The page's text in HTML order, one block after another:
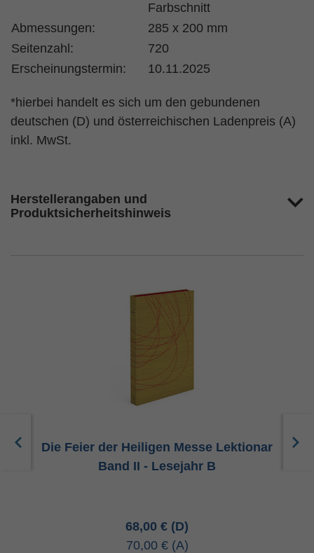
Farbschnitt
Abmessungen:
285 x 200 mm
Seitenzahl:
720
Erscheinungstermin:
10.11.2025
*hierbei handelt es sich um den gebundenen
deutschen (D) und österreichischen Ladenpreis (A)
inkl. MwSt.
Herstellerangaben und
Produktsicherheitshinweis
Die Feier der Heiligen Messe Lektionar
Band II - Lesejahr B
68,00 €
70,00 €